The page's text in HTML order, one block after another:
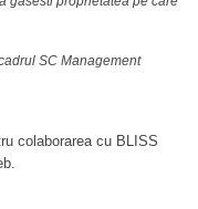
SC Management
colaborarea cu BLISS